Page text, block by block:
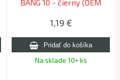
BANG 10 - čierny (OEM
balenie)
1,19 €
Na sklade 10+ ks